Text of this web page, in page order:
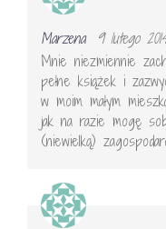
Marzena
9 lutego
Mnie niezmiennie
pełne książek i
w moim małym
jak na razie mogę
(niewielką)